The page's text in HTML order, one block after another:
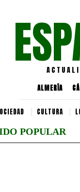
ALMERÍA
CULTURA
POPULAR